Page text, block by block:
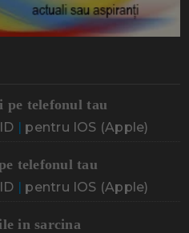
pe telefonul tau
| pentru IOS (Apple)
telefonul tau
| pentru IOS (Apple)
in sarcina